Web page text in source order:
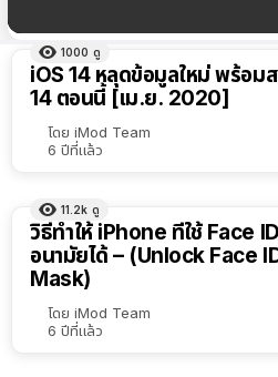
ผลลัพธ์
ทั้งหมด
เรียง
ตาม
เลือก
1000 ดู
iOS 14 หลุดข้อมูลใหม่ พร้อม
14 ตอนนี้ [เม.ย. 2020]
โดย iMod Team
6 ปีที่แล้ว
11.2k ดู
วิธีทำให้ iPhone ที่ใช้ Face
อนามัยได้ – (Unlock Face
Mask)
โดย iMod Team
6 ปีที่แล้ว